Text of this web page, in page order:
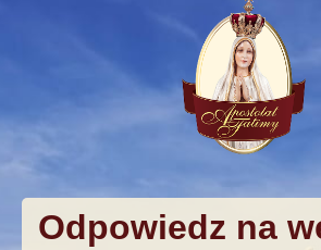
Odpowiedz na